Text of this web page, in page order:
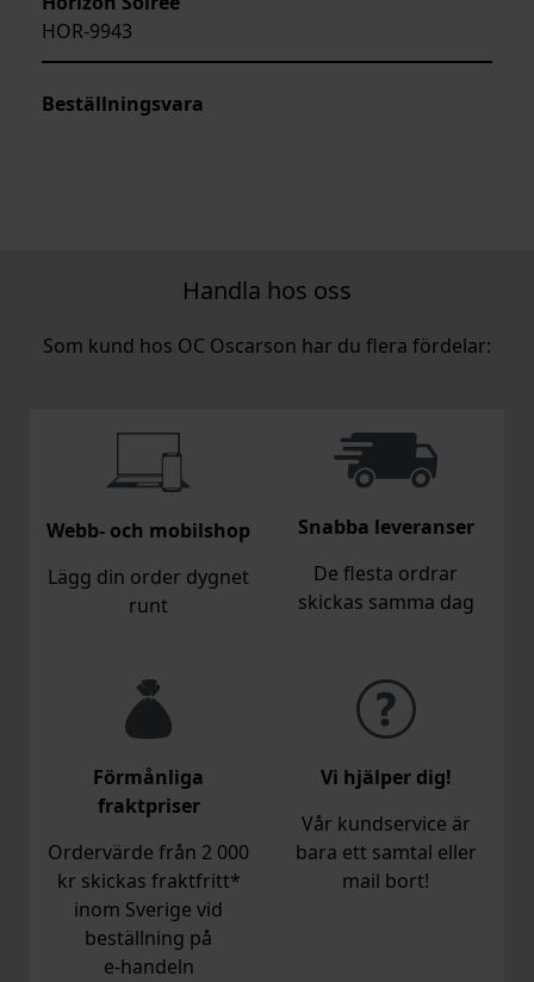
HOR-9943
Beställningsvara
Handla hos oss
Som kund hos OC Oscarson har du flera fördelar:
Webb- och mobilshop
Lägg din order dygnet
runt
Snabba leveranser
De flesta ordrar
skickas samma dag
Förmånliga
fraktpriser
Ordervärde från 2 000
kr skickas fraktfritt*
inom Sverige vid
beställning på
e‑handeln
Vi hjälper dig!
Vår kundservice är
bara ett samtal eller
mail bort!